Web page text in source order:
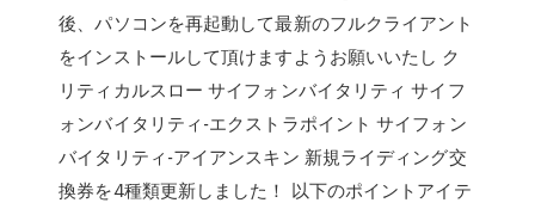
後、パソコンを再起動して最新のフルクライアント
をインストールして頂けますようお願いいたし ク
リティカルスロー サイフォンバイタリティ サイフ
ォンバイタリティ-エクストラポイント サイフォン
バイタリティ-アイアンスキン 新規ライディング交
換券を4種類更新しました！ 以下のポイントアイテ